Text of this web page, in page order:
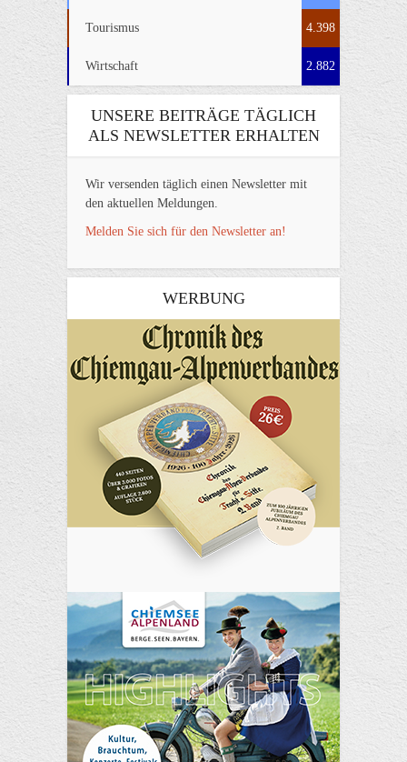
Tourismus 4.398
Wirtschaft 2.882
UNSERE BEITRÄGE TÄGLICH
ALS NEWSLETTER ERHALTEN
Wir versenden täglich einen Newsletter mit
den aktuellen Meldungen.
Melden Sie sich für den Newsletter an!
WERBUNG